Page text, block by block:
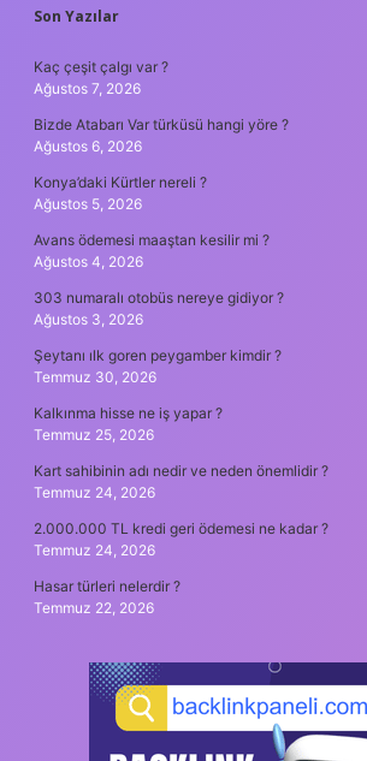
SIDEBAR
Son Yazılar
Kaç çeşit çalgı var ?
Ağustos 7, 2026
Bizde Atabarı Var türküsü hangi yöre ?
Ağustos 6, 2026
Konya’daki Kürtler nereli ?
Ağustos 5, 2026
Avans ödemesi maaştan kesilir mi ?
Ağustos 4, 2026
303 numaralı otobüs nereye gidiyor ?
Ağustos 3, 2026
Şeytanı ılk goren peygamber kimdir ?
Temmuz 30, 2026
Kalkınma hisse ne iş yapar ?
Temmuz 25, 2026
Kart sahibinin adı nedir ve neden önemlidir ?
Temmuz 24, 2026
2.000.000 TL kredi geri ödemesi ne kadar ?
Temmuz 24, 2026
Hasar türleri nelerdir ?
Temmuz 22, 2026